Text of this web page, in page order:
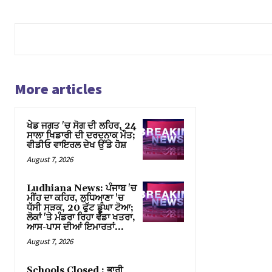
More articles
ਖੇਡ ਜਗਤ 'ਚ ਸੋਗ ਦੀ ਲਹਿਰ, 24
ਸਾਲਾ ਖਿਡਾਰੀ ਦੀ ਦਰਦਨਾਕ ਮੌਤ;
ਵੀਡੀਓ ਵਾਇਰਲ ਦੇਖ ਉੱਡੇ ਹੋਸ਼
August 7, 2026
Ludhiana News: ਪੰਜਾਬ 'ਚ
ਮੀਂਹ ਦਾ ਕਹਿਰ, ਲੁਧਿਆਣਾ 'ਚ
ਧੱਸੀ ਸੜਕ, 20 ਫੁੱਟ ਡੂੰਘਾ ਟੋਆ;
ਲੋਕਾਂ 'ਤੇ ਮੰਡਰਾ ਰਿਹਾ ਵੱਡਾ ਖਤਰਾ,
ਆਸ-ਪਾਸ ਦੀਆਂ ਇਮਾਰਤਾਂ…
August 7, 2026